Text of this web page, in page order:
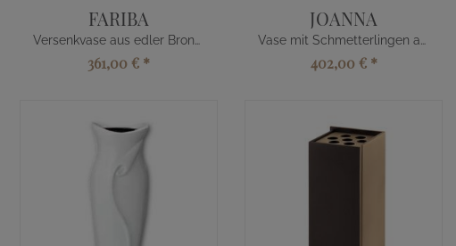
FARIBA
Versenkvase aus edler Bronze
361,00 € *
JOANNA
Vase mit Schmetterlingen aus Metall
402,00 € *